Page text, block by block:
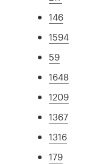
146
1594
59
1648
1209
1367
1316
179